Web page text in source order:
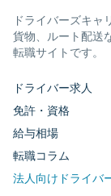
ドライバーズキャ
貨物、ルート配送
転職サイトです。
ドライバー求人
免許・資格
給与相場
転職コラム
法人向けドライバ